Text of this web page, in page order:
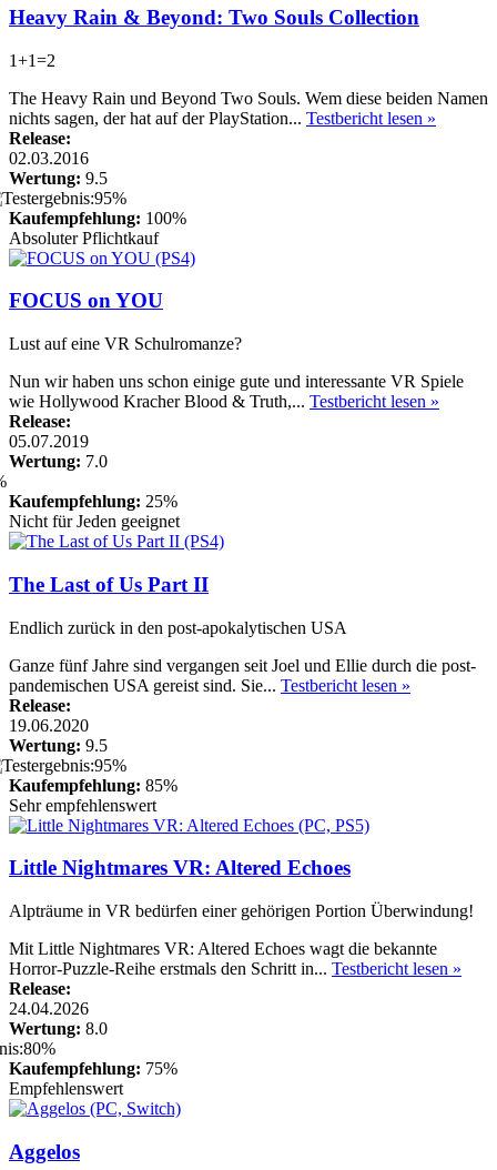
Heavy Rain & Beyond: Two Souls Collection
1+1=2
The Heavy Rain und Beyond Two Souls. Wem diese beiden Namen
nichts sagen, der hat auf der PlayStation... Testbericht lesen »
Release:
02.03.2016
Wertung: 9.5
Kaufempfehlung: 100%
Absoluter Pflichtkauf
FOCUS on YOU
Lust auf eine VR Schulromanze?
Nun wir haben uns schon einige gute und interessante VR Spiele
wie Hollywood Kracher Blood & Truth,... Testbericht lesen »
Release:
05.07.2019
Wertung: 7.0
Kaufempfehlung: 25%
Nicht für Jeden geeignet
The Last of Us Part II
Endlich zurück in den post-apokalytischen USA
Ganze fünf Jahre sind vergangen seit Joel und Ellie durch die post-
pandemischen USA gereist sind. Sie... Testbericht lesen »
Release:
19.06.2020
Wertung: 9.5
Kaufempfehlung: 85%
Sehr empfehlenswert
Little Nightmares VR: Altered Echoes
Alpträume in VR bedürfen einer gehörigen Portion Überwindung!
Mit Little Nightmares VR: Altered Echoes wagt die bekannte
Horror-Puzzle-Reihe erstmals den Schritt in... Testbericht lesen »
Release:
24.04.2026
Wertung: 8.0
Kaufempfehlung: 75%
Empfehlenswert
Aggelos